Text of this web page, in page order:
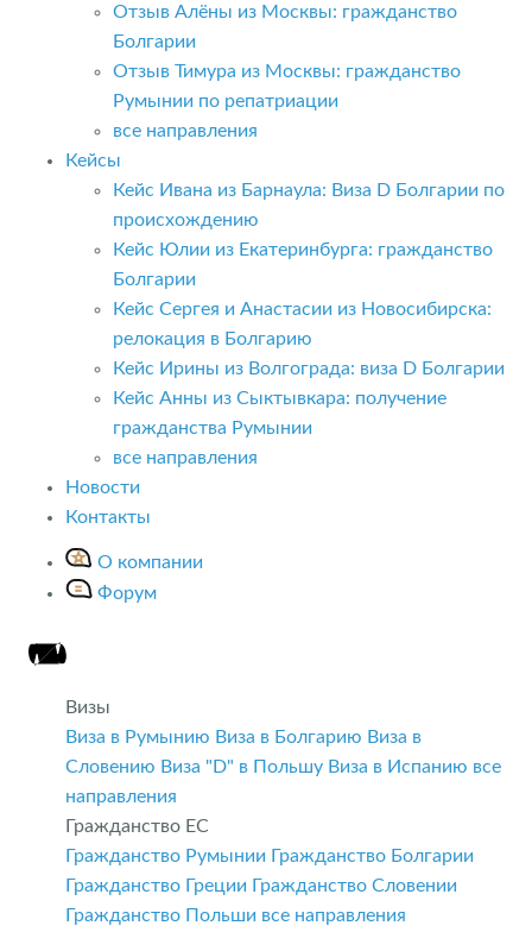
Отзыв Алёны из Москвы: гражданство
Болгарии
Отзыв Тимура из Москвы: гражданство
Румынии по репатриации
все направления
Кейсы
Кейс Ивана из Барнаула: Виза D Болгарии по
происхождению
Кейс Юлии из Екатеринбурга: гражданство
Болгарии
Кейс Сергея и Анастасии из Новосибирска:
релокация в Болгарию
Кейс Ирины из Волгограда: виза D Болгарии
Кейс Анны из Сыктывкара: получение
гражданства Румынии
все направления
Новости
Контакты
О компании
Форум
Визы
Виза в Румынию Виза в Болгарию Виза в
Словению Виза "D" в Польшу Виза в Испанию все
направления
Гражданство ЕС
Гражданство Румынии Гражданство Болгарии
Гражданство Греции Гражданство Словении
Гражданство Польши все направления